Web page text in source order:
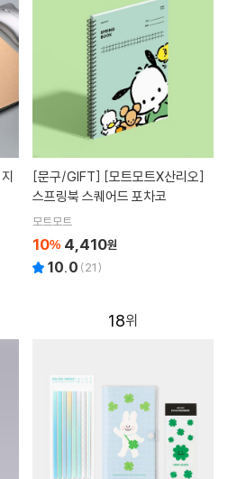
[문구/GIFT]
스프링북 스퀘어드 포차코
모트모트
10% 4,410원
10.0 (21)
18